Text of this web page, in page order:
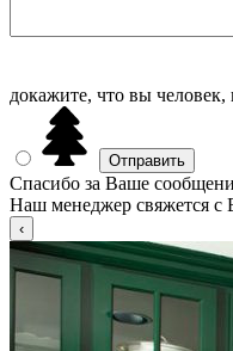
докажите, что вы человек,
Спасибо за Ваше
Наш менеджер свяжется с